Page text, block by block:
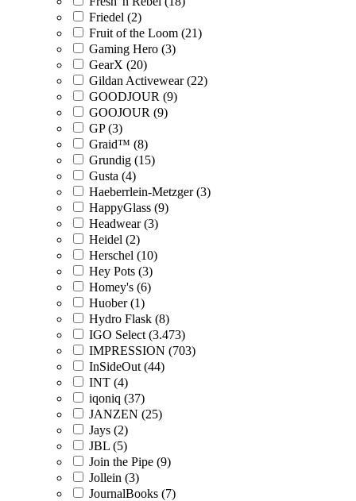
Friedel (2)
Fruit of the Loom (21)
Gaming Hero (3)
GearX (20)
Gildan Activewear (22)
GOODJOUR (9)
GOOJOUR (9)
GP (3)
Graid™ (8)
Grundig (15)
Gusta (4)
Haeberrlein-Metzger (3)
HappyGlass (9)
Headwear (3)
Heidel (2)
Herschel (10)
Hey Pots (3)
Homey's (6)
Huober (1)
Hydro Flask (8)
IGO Select (3.473)
IMPRESSION (703)
InSideOut (44)
INT (4)
iqoniq (37)
JANZEN (25)
Jays (2)
JBL (5)
Join the Pipe (9)
Jollein (3)
JournalBooks (7)